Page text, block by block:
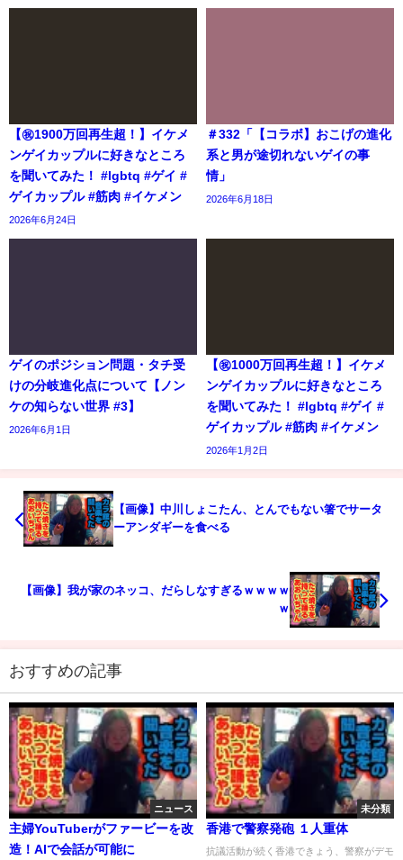
【㊗️1900万回再生超！】イケメ
ンゲイカップルに好きなところ
を聞いてみた！ #lgbtq #ゲイ #
ゲイカップル #筋肉 #イケメン
2026年6月24日
＃332「【コラボ】おこげの進化
系と男が途切れないゲイの事
情」
2026年6月18日
ゲイのポジション問題・タチ受
けの分岐進化点について【ノン
ケの知らない世界 #3】
2026年6月1日
【㊗️1000万回再生超！】イケメ
ンゲイカップルに好きなところ
を聞いてみた！ #lgbtq #ゲイ #
ゲイカップル #筋肉 #イケメン
2026年1月2日
【画像】中川しょこたん、とんでもない箸でサータ
ーアンダギーを食べる
【画像】我が家のネッコ、だらしなすぎるｗｗｗｗ
ｗ
おすすめの記事
ニュース
主婦YouTuberがファービーを改
造！AIで会話が可能に
未分類
香港で警察発砲 １人重体
抗議活動が続く香港できょう、警察がデモ